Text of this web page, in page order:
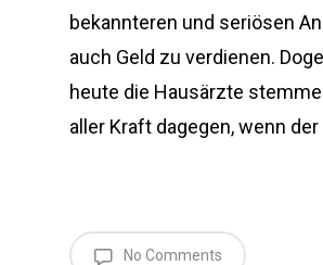
bekannteren und seriösen
auch Geld zu verdienen.
heute die Hausärzte
aller Kraft dagegen, wenn
No Comments